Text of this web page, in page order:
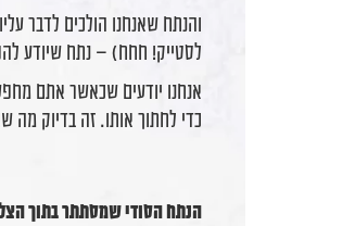
לסטייק! חחח) – נתח שיודע
אנחנו יודעים שכאשר אתם
כדי לחתוך אותו. זה בדיוק מה
הנתח הסודי שמסתתר בתוך